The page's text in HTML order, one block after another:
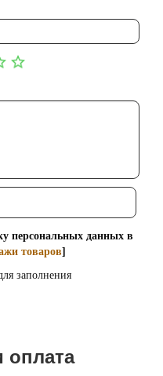
персональных данных в
товаров]
заполнения
оплата